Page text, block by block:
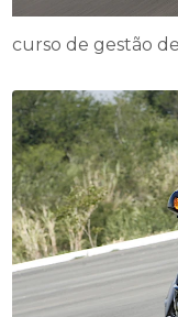
curso de gestão